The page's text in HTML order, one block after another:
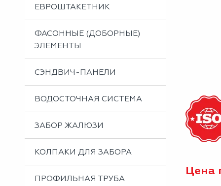
ЕВРОШТАКЕТНИК
ФАСОННЫЕ (ДОБОРНЫЕ)
ЭЛЕМЕНТЫ
СЭНДВИЧ-ПАНЕЛИ
ВОДОСТОЧНАЯ СИСТЕМА
ЗАБОР ЖАЛЮЗИ
КОЛПАКИ ДЛЯ ЗАБОРА
ПРОФИЛЬНАЯ ТРУБА
Цена